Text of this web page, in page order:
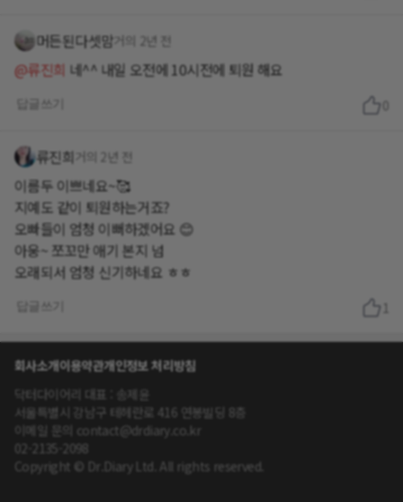
머든된다셋맘 거의 2년 전
@류진희 네^^ 내일 오전에 10시전에 퇴원 해요
류진희 거의 2년 전
이름두 이쁘네요~🥰
지예도 같이 퇴원하는거죠?
오빠들이 엄청 이뻐하겠어요 😊
아웅~ 쪼꼬만 애기 본지 넘
오래되서 엄청 신기하네요 ㅎㅎ
1
회사소개이용약관개인정보 처리방침
닥터다이어리 대표 : 송제윤
서울특별시 강남구 테헤란로 416 연봉빌딩 8층
이메일 문의 contact@drdiary.co.kr
02-2135-2098
Copyright © Dr.Diary Ltd. All rights reserved.